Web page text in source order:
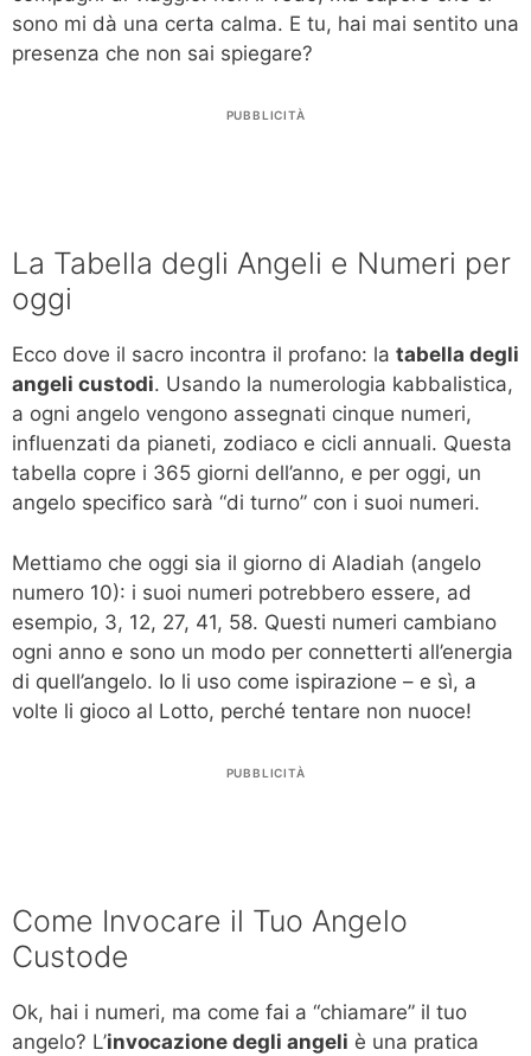
sono mi dà una certa calma. E tu, hai mai sentito una
presenza che non sai spiegare?
PUBBLICITÀ
La Tabella degli Angeli e Numeri per
oggi
Ecco dove il sacro incontra il profano: la tabella degli
angeli custodi. Usando la numerologia kabbalistica,
a ogni angelo vengono assegnati cinque numeri,
influenzati da pianeti, zodiaco e cicli annuali. Questa
tabella copre i 365 giorni dell’anno, e per oggi, un
angelo specifico sarà “di turno” con i suoi numeri.
Mettiamo che oggi sia il giorno di Aladiah (angelo
numero 10): i suoi numeri potrebbero essere, ad
esempio, 3, 12, 27, 41, 58. Questi numeri cambiano
ogni anno e sono un modo per connetterti all’energia
di quell’angelo. Io li uso come ispirazione – e sì, a
volte li gioco al Lotto, perché tentare non nuoce!
PUBBLICITÀ
Come Invocare il Tuo Angelo
Custode
Ok, hai i numeri, ma come fai a “chiamare” il tuo
angelo? L’invocazione degli angeli è una pratica